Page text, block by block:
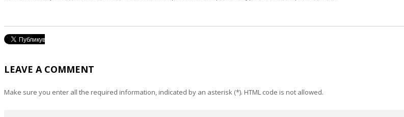
LEAVE A COMMENT
Make sure you enter all the required information, indicated by an asterisk (*). HTML code is not allowed.